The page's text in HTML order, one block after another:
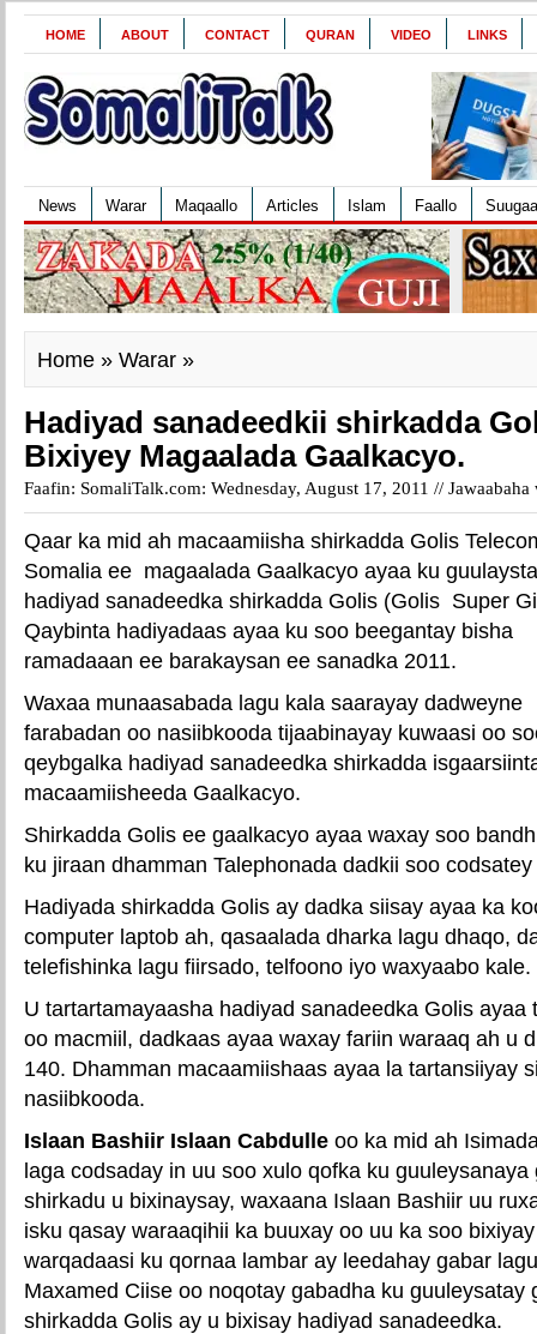
HOME ABOUT CONTACT QURAN VIDEO LINKS
News Warar Maqaallo Articles Islam Faallo
Home » Warar »
Hadiyad sanadeedki​i shirkadda
Bixiyey Magaalada Gaalkacyo.
Faafin: SomaliTalk.com: Wednesday, August 17, 2011 //
Qaar ka mid ah macaamiisha shirkadda Golis
Somalia ee magaalada Gaalkacyo ayaa ku
hadiyad sanadeedka shirkadda Golis (Golis Super
Qaybinta hadiyadaas ayaa ku soo beegantay bisha
ramadaaan ee barakaysan ee sanadka 2011.
Waxaa munaasabada lagu kala saarayay dadweyne
farabadan oo nasiibkooda tijaabinayay kuwaasi oo
qeybgalka hadiyad sanadeedka shirkadda
macaamiisheeda Gaalkacyo.
Shirkadda Golis ee gaalkacyo ayaa waxay soo
ku jiraan dhamman Talephonada dadkii soo
Hadiyada shirkadda Golis ay dadka siisay ayaa ka
computer laptob ah, qasaalada dharka lagu dhaqo,
telefishinka lagu fiirsado, telfoono iyo waxyaabo kale.
U tartartamayaasha hadiyad sanadeedka Golis ayaa
oo macmiil, dadkaas ayaa waxay fariin waraaq ah u
140. Dhamman macaamiishaas ayaa la tartansiiyay
nasiibkooda.
Islaan Bashiir Islaan Cabdulle oo ka mid ah
laga codsaday in uu soo xulo qofka ku
shirkadu u bixinaysay, waxaana Islaan Bashiir uu
isku qasay waraaqihii ka buuxay oo uu ka soo
warqadaasi ku qornaa lambar ay leedahay gabar
Maxamed Ciise oo noqotay gabadha ku guuleysatay
shirkadda Golis ay u bixisay hadiyad sanadeedka.